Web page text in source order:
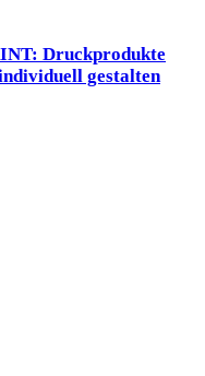
Druckprodukte
gestalten